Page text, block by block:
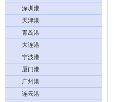
深圳港
天津港
青岛港
大连港
宁波港
厦门港
广州港
连云港